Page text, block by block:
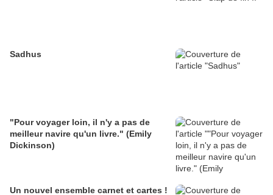
Sadhus
"Pour voyager loin, il n'y a pas de
meilleur navire qu'un livre." (Emily
Dickinson)
Un nouvel ensemble carnet et cartes !